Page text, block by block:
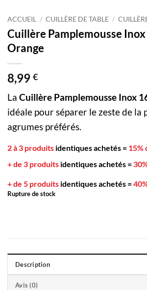
ACCUEIL / CUILLÈRE DE TABLE /
Cuillère Pamplemousse
Orange
8,99 €
La Cuillère Pamplemousse Inox
idéale pour séparer le zeste de la
agrumes préférés.
2 à 3 produits identiques achetés = 15%
+ de 3 produits identiques achetés =
+ de 5 produits identiques achetés =
Rupture de stock
Description
Avis (0)